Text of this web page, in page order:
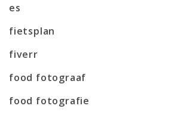
es
fietsplan
fiverr
food fotograaf
food fotografie